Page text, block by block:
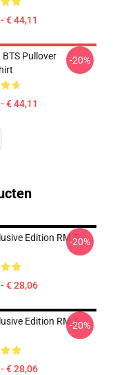
€ 44,11
BTS Pullover
€ 44,11
-20%
Edition RM T-
€ 28,06
-20%
Edition RM T-
€ 28,06
-20%